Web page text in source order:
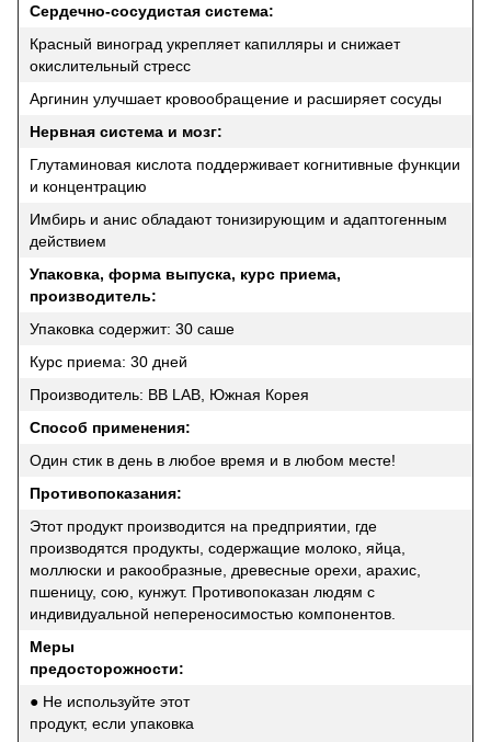
Сердечно-сосудистая система:
Красный виноград укрепляет капилляры и снижает
окислительный стресс
Аргинин улучшает кровообращение и расширяет сосуды
Нервная система и мозг:
Глутаминовая кислота поддерживает когнитивные функции
и концентрацию
Имбирь и анис обладают тонизирующим и адаптогенным
действием
Упаковка, форма выпуска, курс приема,
производитель:
Упаковка содержит: 30 саше
Курс приема: 30 дней
Производитель: BB LAB, Южная Корея
Способ применения:
Один стик в день в любое время и в любом месте!
Противопоказания:
Этот продукт производится на предприятии, где
производятся продукты, содержащие молоко, яйца,
моллюски и ракообразные, древесные орехи, арахис,
пшеницу, сою, кунжут. Противопоказан людям с
индивидуальной непереносимостью компонентов.
Меры
предосторожности:
● Не используйте этот
продукт, если упаковка